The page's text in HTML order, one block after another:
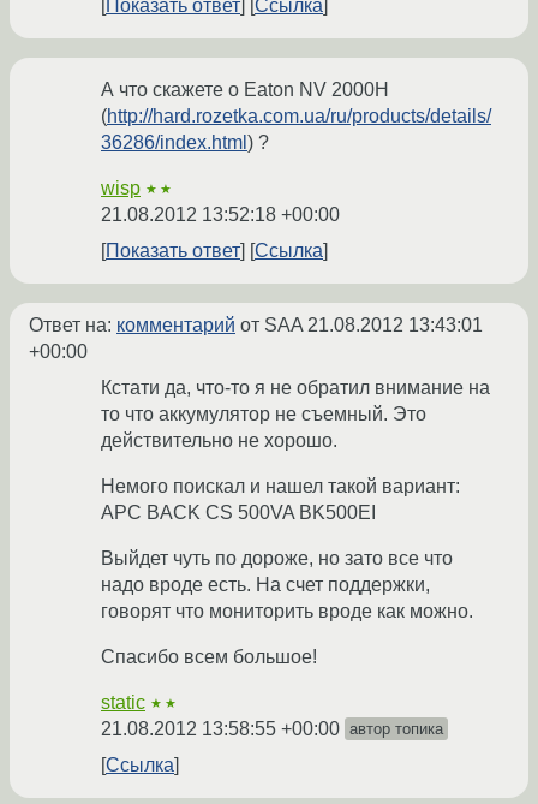
Показать ответ Ссылка
А что скажете о Eaton NV 2000H
(http://hard.rozetka.com.ua/ru/products/details/
36286/index.html ) ?
wisp ★★
21.08.2012 13:52:18 +00:00
Показать ответ
Ссылка
Ответ на: комментарий от SAA21.08.2012 13:43:01
+00:00
Кстати да, что-то я не обратил внимание на
то что аккумулятор не съемный. Это
действительно не хорошо.
Немого поискал и нашел такой вариант:
APC BACK CS 500VA BK500EI
Выйдет чуть по дороже, но зато все что
надо вроде есть. На счет поддержки,
говорят что мониторить вроде как можно.
Спасибо всем большое!
static ★★
21.08.2012 13:58:55 +00:00 автор топика
Ссылка